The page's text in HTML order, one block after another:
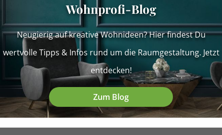
Wohnprofi-Blog
Neugierig auf kreative Wohnideen? Hier findest Du
wertvolle Tipps & Infos rund um die Raumgestaltung. Jetzt
entdecken!
Zum Blog